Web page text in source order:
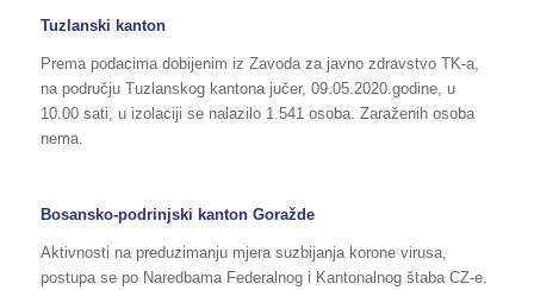
Tuzlanski kanton
Prema podacima dobijenim iz Zavoda za javno zdravstvo TK-a,
na području Tuzlanskog kantona jučer, 09.05.2020.godine, u
10.00 sati, u izolaciji se nalazilo 1.541 osoba. Zaraženih osoba
nema.
Bosansko-podrinjski kanton Goražde
Aktivnosti na preduzimanju mjera suzbijanja korone virusa,
postupa se po Naredbama Federalnog i Kantonalnog štaba CZ-e.